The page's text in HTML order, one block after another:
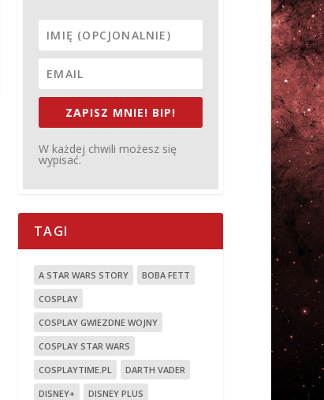
ZAPISZ MNIE! BIP!
W każdej chwili możesz się
wypisać.
TAGI
A STAR WARS STORY
BOBA FETT
COSPLAY
COSPLAY GWIEZDNE WOJNY
COSPLAY STAR WARS
COSPLAYTIME.PL
DARTH VADER
DISNEY+
DISNEY PLUS